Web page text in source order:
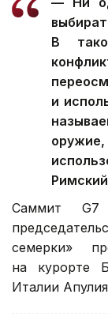
В
и
Саммит
семерки»
на курорте
Италии